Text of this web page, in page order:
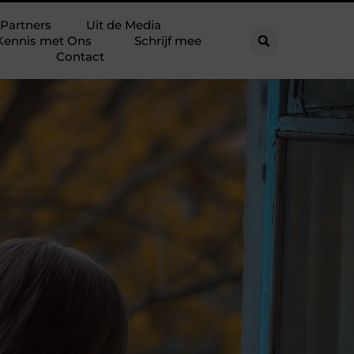
Partners
Uit de Media
met Ons
Schrijf mee
Contact